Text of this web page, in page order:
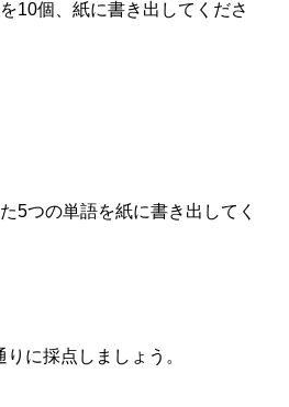
10個、紙に書き出してくださ
5つの単語を紙に書き出してく
に採点しましょう。